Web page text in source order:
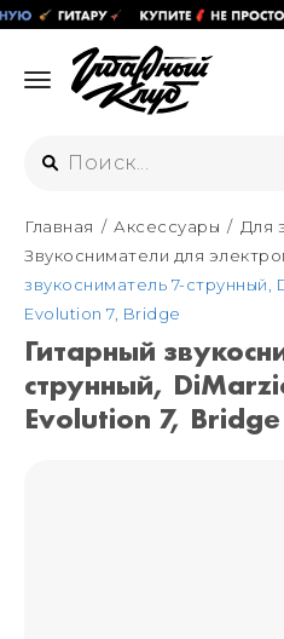
Интернет-
+7 (925) 125-54-44
Москва
+7 (925) 176-55-65
ул. Большая
"ФЛАКОН"
Санкт-
+7 (929) 179-15-49
ул. Гороховая 49Б,
Мастерские
Главная Аксессуары
Для
Звукосниматели для
звукосниматель 7-струнный,
Evolution 7, Bridge
Гитарный
струнный,
Evolution 7, Bridge